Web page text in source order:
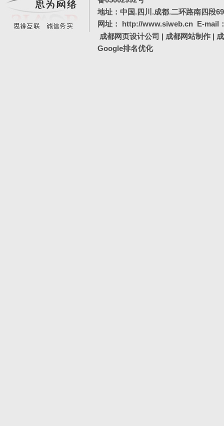
地址：中国.四川.成都.二环路南四段
网址：
http://www.siweb.cn E-mail
成都网页设计公司 | 成都网站制作 |
Google排名优化